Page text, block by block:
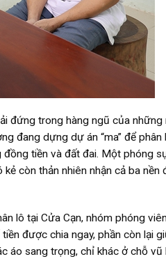
đứng trong hàng ngũ của
đang dựng dự án “ma” để phân
đồng tiền và đất đai. Một phóng
còn thản nhiên nhận cả ba nền
lô tại Cửa Cạn, nhóm phóng
được chia ngay, phần còn lại
áo sang trọng, chỉ khác ở chỗ vũ